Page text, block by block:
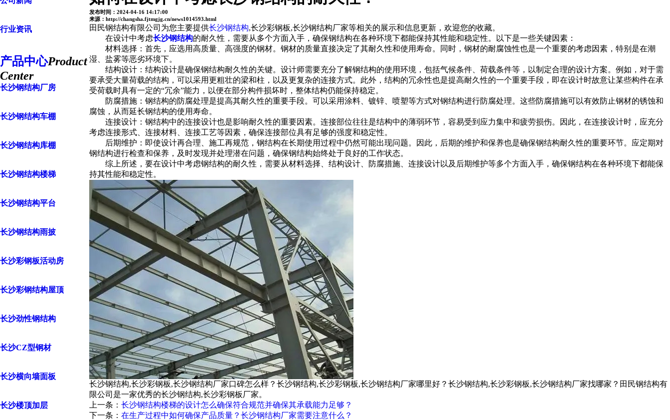
行业资讯
产品中心Product
Center
长沙钢结构厂房
长沙钢结构车棚
长沙钢结构库棚
长沙钢结构楼梯
长沙钢结构平台
长沙钢结构雨披
长沙彩钢板活动房
长沙彩钢结构屋顶
长沙劲性钢结构
长沙CZ型钢材
长沙横向墙面板
长沙楼顶加层
发布时间：2024-04-16 14:17:00
来源：http://changsha.fjtmgjg.cn/news1014593.html
田民钢结构有限公司为您主要提供长沙钢结构,长沙彩钢板,长沙钢结构厂家等相关的展示和信息更新，欢迎您的收藏。
在设计中考虑长沙钢结构的耐久性，需要从多个方面入手，确保钢结构在各种环境下都能保持其性能和稳定性。以下是一些关键因素：
材料选择：首先，应选用高质量、高强度的钢材。钢材的质量直接决定了其耐久性和使用寿命。同时，钢材的耐腐蚀性也是一个重要的考虑因素，特别是在潮
湿、盐雾等恶劣环境下。
结构设计：结构设计是确保钢结构耐久性的关键。设计师需要充分了解钢结构的使用环境，包括气候条件、荷载条件等，以制定合理的设计方案。例如，对于需
要承受大量荷载的结构，可以采用更粗壮的梁和柱，以及更复杂的连接方式。此外，结构的冗余性也是提高耐久性的一个重要手段，即在设计时故意让某些构件在承
受荷载时具有一定的“冗余”能力，以便在部分构件损坏时，整体结构仍能保持稳定。
防腐措施：钢结构的防腐处理是提高其耐久性的重要手段。可以采用涂料、镀锌、喷塑等方式对钢结构进行防腐处理。这些防腐措施可以有效防止钢材的锈蚀和
腐蚀，从而延长钢结构的使用寿命。
连接设计：钢结构中的连接设计也是影响耐久性的重要因素。连接部位往往是结构中的薄弱环节，容易受到应力集中和疲劳损伤。因此，在连接设计时，应充分
考虑连接形式、连接材料、连接工艺等因素，确保连接部位具有足够的强度和稳定性。
后期维护：即使设计再合理、施工再规范，钢结构在长期使用过程中仍然可能出现问题。因此，后期的维护和保养也是确保钢结构耐久性的重要环节。应定期对
钢结构进行检查和保养，及时发现并处理潜在问题，确保钢结构始终处于良好的工作状态。
综上所述，要在设计中考虑钢结构的耐久性，需要从材料选择、结构设计、防腐措施、连接设计以及后期维护等多个方面入手，确保钢结构在各种环境下都能保
持其性能和稳定性。
长沙钢结构,长沙彩钢板,长沙钢结构厂家口碑怎么样？长沙钢结构,长沙彩钢板,长沙钢结构厂家哪里好？长沙钢结构,长沙彩钢板,长沙钢结构厂家找哪家？田民钢结构有
限公司是一家优秀的长沙钢结构,长沙彩钢板厂家。
上一条： 长沙钢结构楼梯的设计怎么确保符合规范并确保其承载能力足够？
下一条： 在生产过程中如何确保产品质量？长沙钢结构厂家需要注意什么？